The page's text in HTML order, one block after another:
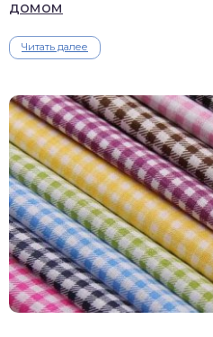
домом
Читать далее